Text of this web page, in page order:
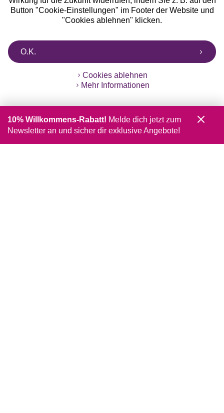
Button "Cookie-Einstellungen" im Footer der Website und
"Cookies ablehnen" klicken.
O.K.
Cookies ablehnen
Mehr Informationen
10% Willkommens-Rabatt! Melde dich jetzt zum
Newsletter an und sicher dir exklusive Angebote!